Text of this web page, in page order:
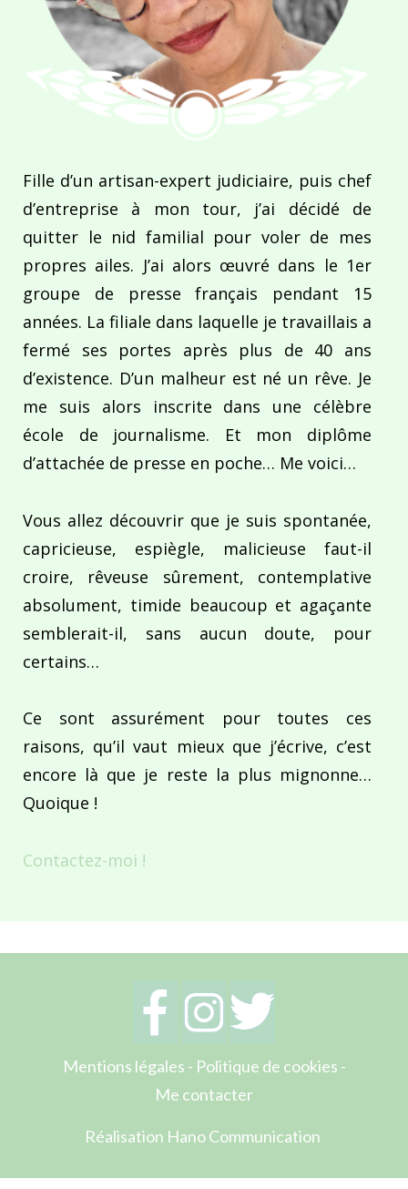
Fille d’un artisan-expert judiciaire, puis chef
d’entreprise à mon tour, j’ai décidé de
quitter le nid familial pour voler de mes
propres ailes. J’ai alors œuvré dans le 1er
groupe de presse français pendant 15
années. La filiale dans laquelle je travaillais a
fermé ses portes après plus de 40 ans
d’existence. D’un malheur est né un rêve. Je
me suis alors inscrite dans une célèbre
école de journalisme. Et mon diplôme
d’attachée de presse en poche… Me voici…
Vous allez découvrir que je suis spontanée,
capricieuse, espiègle, malicieuse faut-il
croire, rêveuse sûrement, contemplative
absolument, timide beaucoup et agaçante
semblerait-il, sans aucun doute, pour
certains…
Ce sont assurément pour toutes ces
raisons, qu’il vaut mieux que j’écrive, c’est
encore là que je reste la plus mignonne…
Quoique !
Contactez-moi !
Mentions légales - Politique de cookies -
Me contacter
Réalisation Hano Communication